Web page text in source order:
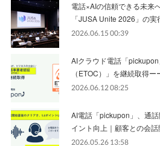
電話×AIの信頼できる未来
「JUSA Unite 2026」の
2026.06.15 00:39
AIクラウド電話「
（ETOC）」を継続取得
2026.06.12 08:25
AI電話「pickupon」、通
イント向上｜顧客との会
2026.05.26 13:58